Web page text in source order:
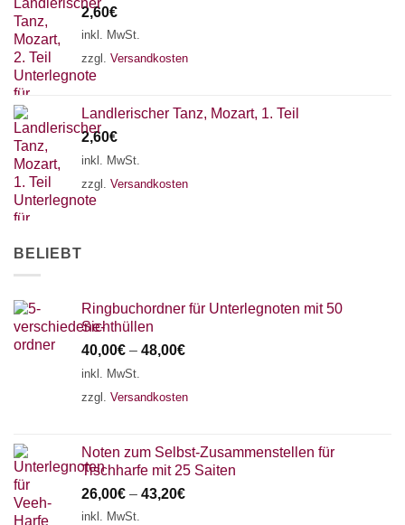
2,60€
inkl. MwSt.
zzgl. Versandkosten
Landlerischer Tanz, Mozart, 1. Teil
2,60€
inkl. MwSt.
zzgl. Versandkosten
BELIEBT
Ringbuchordner für Unterlegnoten mit 50
Sichthüllen
40,00€ – 48,00€
inkl. MwSt.
zzgl. Versandkosten
Noten zum Selbst-Zusammenstellen für
Tischharfe mit 25 Saiten
26,00€ – 43,20€
inkl. MwSt.
18 SAITEN 21 SAITEN